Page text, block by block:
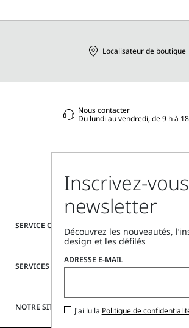
SERVICE CLIENTÈLE
SERVICES SPÉCIAUX
NOTRE SITE
Localisateur de boutique
Nous contacter
Du lundi au vendredi, de 9 h à
Inscrivez-
newsletter
Découvrez les nouveautés,
design et les défilés
ADRESSE E-MAIL
J'ai lu la Politique de